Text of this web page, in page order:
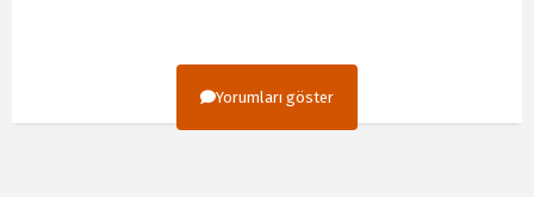
Yorumları göster